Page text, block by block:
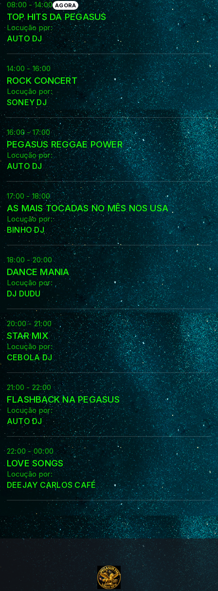
08:00 - 14:00 AGORA
TOP HITS DA PEGASUS
Locução por:
AUTO DJ
14:00 - 16:00
ROCK CONCERT
Locução por:
SONEY DJ
16:00 - 17:00
PEGASUS REGGAE POWER
Locução por:
AUTO DJ
17:00 - 18:00
AS MAIS TOCADAS NO MÊS NOS USA
Locução por:
BINHO DJ
18:00 - 20:00
DANCE MANIA
Locução por:
DJ DUDU
20:00 - 21:00
STAR MIX
Locução por:
CEBOLA DJ
21:00 - 22:00
FLASHBACK NA PEGASUS
Locução por:
AUTO DJ
22:00 - 00:00
LOVE SONGS
Locução por:
DEEJAY CARLOS CAFÉ